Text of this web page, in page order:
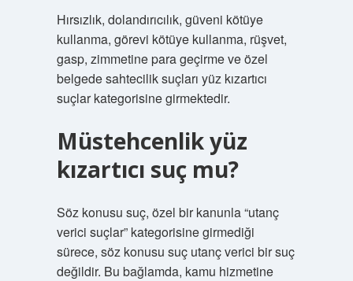
Hırsızlık, dolandırıcılık, güveni kötüye
kullanma, görevi kötüye kullanma, rüşvet,
gasp, zimmetine para geçirme ve özel
belgede sahtecilik suçları yüz kızartıcı
suçlar kategorisine girmektedir.
Müstehcenlik yüz
kızartıcı suç mu?
Söz konusu suç, özel bir kanunla “utanç
verici suçlar” kategorisine girmediği
sürece, söz konusu suç utanç verici bir suç
değildir. Bu bağlamda, kamu hizmetine